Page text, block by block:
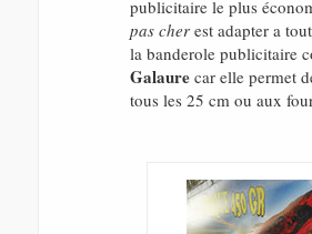
publicitaire le plus
pas cherest adapter a
la banderole publicitaire
Galaurecar elle permet
tous les 25 cm ou aux